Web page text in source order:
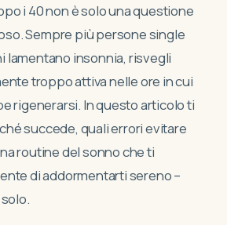
i 40 non è solo una questione
Sempre più persone single
lamentano insonnia, risvegli
troppo attiva nelle ore in cui
rigenerarsi. In questo articolo ti
succede, quali errori evitare
routine del sonno che ti
di addormentarti sereno –